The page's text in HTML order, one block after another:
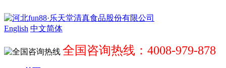
English 中文简体
全国咨询热线：4008-979-878